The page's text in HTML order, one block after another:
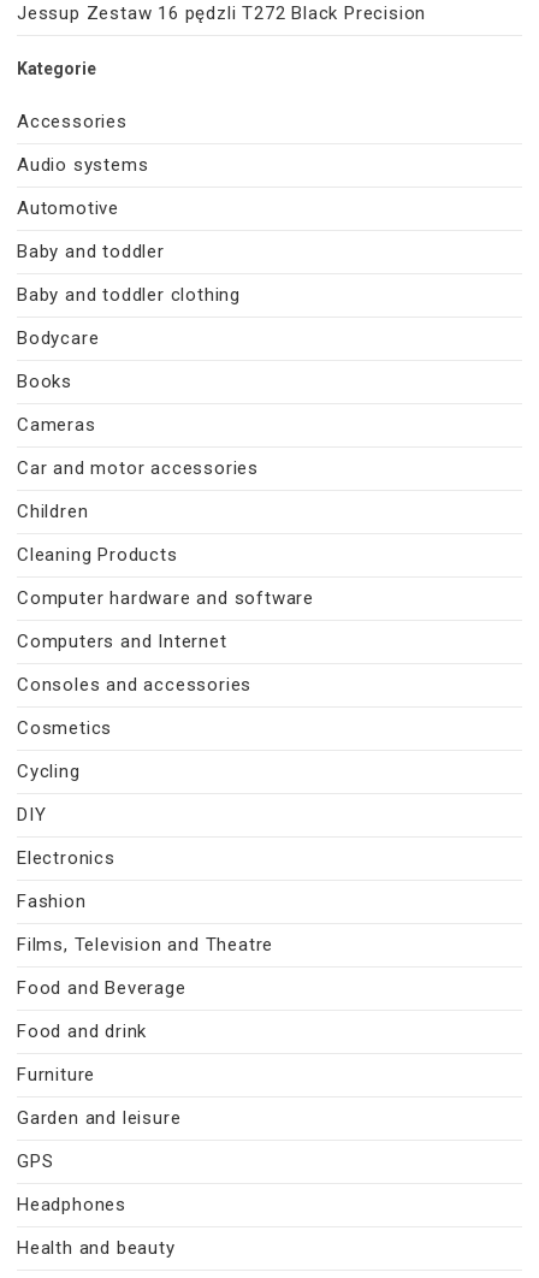
Jessup Zestaw 16 pędzli T272 Black Precision
Kategorie
Accessories
Audio systems
Automotive
Baby and toddler
Baby and toddler clothing
Bodycare
Books
Cameras
Car and motor accessories
Children
Cleaning Products
Computer hardware and software
Computers and Internet
Consoles and accessories
Cosmetics
Cycling
DIY
Electronics
Fashion
Films, Television and Theatre
Food and Beverage
Food and drink
Furniture
Garden and leisure
GPS
Headphones
Health and beauty